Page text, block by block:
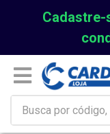
Cadastre-